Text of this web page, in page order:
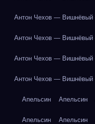
Антон Чехов — Вишнёвый
Антон Чехов — Вишнёвый
Антон Чехов — Вишнёвый
Антон Чехов — Вишнёвый
Апельсин Апельсин
Апельсин Апельсин